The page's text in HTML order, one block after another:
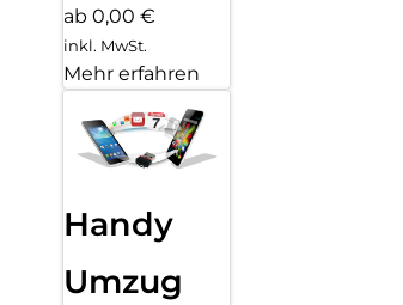
ab 0,00 €
inkl. MwSt.
Mehr erfahren
Handy
Umzug